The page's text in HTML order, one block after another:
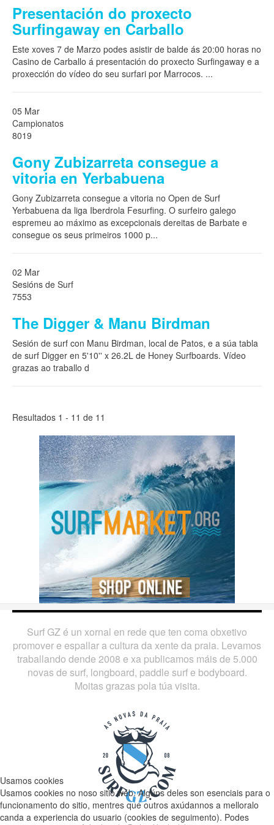
Presentación do proxecto
Surfingaway en Carballo
Este xoves 7 de Marzo podes asistir de balde ás 20:00 horas no
Casino de Carballo á presentación do proxecto Surfingaway e a
proxección do vídeo do seu surfari por Marrocos. ...
05 Mar
Campionatos
8019
Gony Zubizarreta consegue a
vitoria en Yerbabuena
Gony Zubizarreta consegue a vitoria no Open de Surf
Yerbabuena da liga Iberdrola Fesurfing. O surfeiro galego
espremeu ao máximo as excepcionais dereitas de Barbate e
consegue os seus primeiros 1000 p...
02 Mar
Sesións de Surf
7553
The Digger & Manu Birdman
Sesión de surf con Manu Birdman, local de Patos, e a súa tabla
de surf Digger en 5'10'' x 26.2L de Honey Surfboards. Vídeo
grazas ao traballo d
Resultados 1 - 11 de 11
Surf GZ é un xornal en rede que ten coma obxetivo
promover e espallar a cultura da xente da praia. Levamos
traballando dende 2008 e xa publicamos máis de 5.000
novas de surf, longboard, paddle surf e bodyboard.
Moitas grazas pola túa visita.
Usamos cookies
Usamos cookies no noso sitio web. Algúns deles son esenciais para o
funcionamento do sitio, mentres que outros axúdannos a melloralo
canda a experiencia do usuario (cookies de seguimento). Podes